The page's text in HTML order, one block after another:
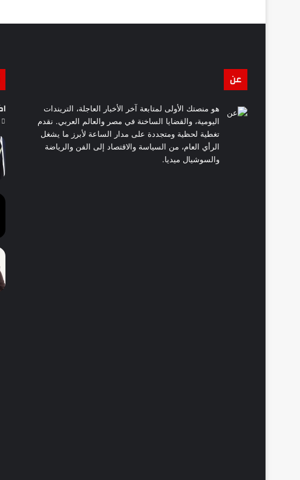
عن
هو منصتك الأولى لمتابعة آخر الأخبار العاجلة، التريندات
اليومية، والقضايا الساخنة في مصر والعالم العربي. نقدم
تغطية لحظية ومتجددة على مدار الساعة لأبرز ما يشغل
الرأي العام، من السياسة والاقتصاد إلى الفن والرياضة
والسوشيال ميديا.